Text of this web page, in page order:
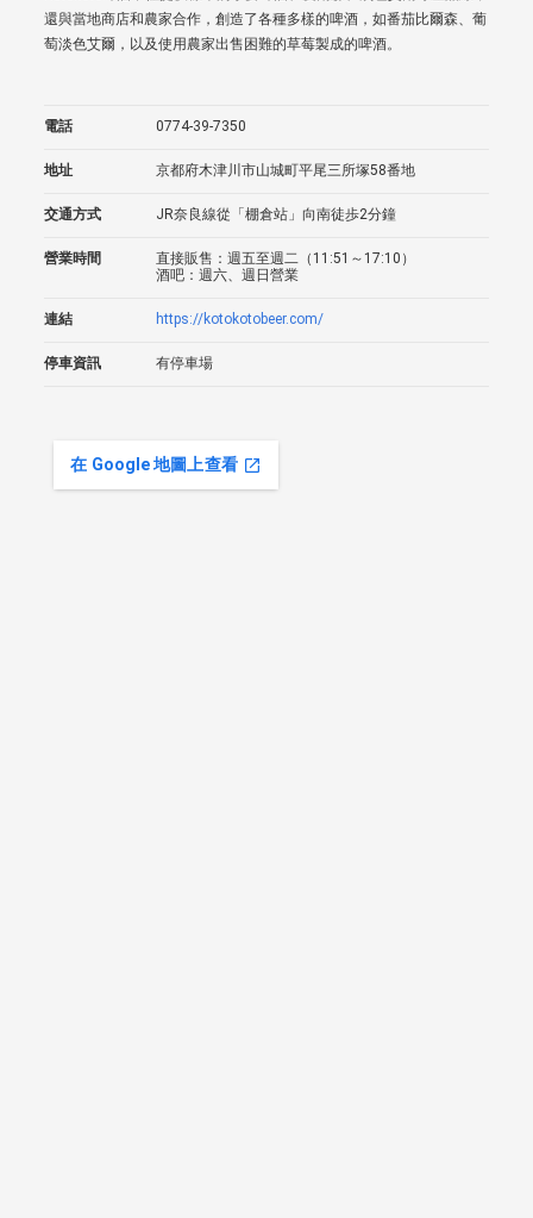
還與當地商店和農家合作，創造了各種多樣的啤酒，如番茄比爾森、葡
萄淡色艾爾，以及使用農家出售困難的草莓製成的啤酒。
電話 0774-39-7350
地址 京都府木津川市山城町平尾三所塚58番地
交通方式 JR奈良線從「棚倉站」向南徒歩2分鐘
營業時間
直接販售：週五至週二（11:51～17:10）
酒吧：週六、週日營業
連結 https://kotokotobeer.com/
停車資訊 有停車場
在 Google 地圖上查看